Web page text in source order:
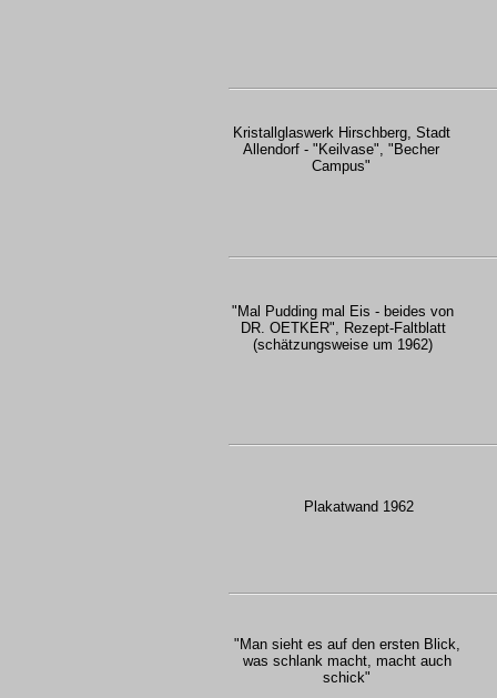
Kristallglaswerk Hirschberg, Stadt
Allendorf - "Keilvase", "Becher
Campus"
"Mal Pudding mal Eis - beides von
DR. OETKER", Rezept-Faltblatt
(schätzungsweise um 1962)
Plakatwand 1962
"Man sieht es auf den ersten Blick,
was schlank macht, macht auch
schick"